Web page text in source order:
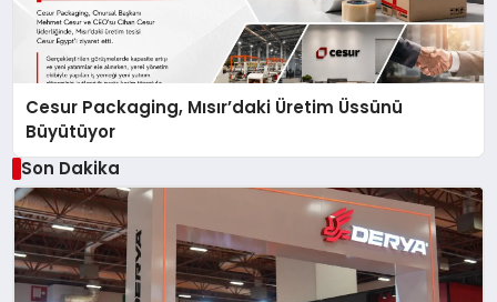
Cesur Packaging, Mısır’daki Üretim Üssünü
Büyütüyor
Son Dakika